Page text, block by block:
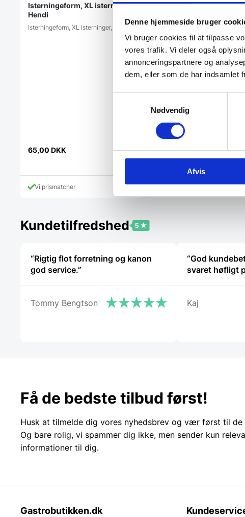
Denne hjemmeside bruger
Vi bruger cookies til at tilpasse
vores trafik. Vi deler også
annonceringspartnere og
dem, eller som de har indsamlet
Nødvendig
Afvis
Isterningeform, XL isterninger,
Hendi
Isterningeform, XL isterninger, Hendi
65,00 DKK
Vi prismatcher
Dette barbord er meget
elegant. Det er udført i solidt
og…
4.123,75DKK
Vi prismatcher
Kundetilfredshed
“Rigtig flot forretning og kanon
god service.”
Tommy Bengtson
“God
svaret høfligt
Kaj
Få de bedste tilbud først!
Husk at tilmelde dig vores nyhedsbrev og vær først til de
Og bare rolig, vi spammer dig ikke, men sender kun
informationer til dig.
Gastrobutikken.dk